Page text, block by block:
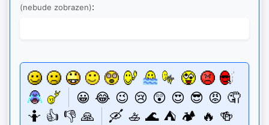
(nebude zobrazen):
😀 😂 😉 😢 😲 😍 😎 😡 🤦
🤷 👍 👎 🙏 🛶 🚣 🌊 ⛺ 🏕️ 🔥 🍻